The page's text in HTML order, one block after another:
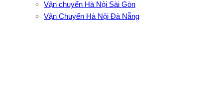
Vận chuyển Hà Nội Sài Gòn
Vận Chuyển Hà Nội Đà Nẵng